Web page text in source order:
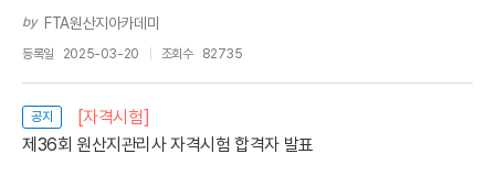
by FTA원산지아카데미
등록일 2025-03-20 조회수 82735
공지
[자격시험]
제36회 원산지관리사 자격시험 합격자 발표